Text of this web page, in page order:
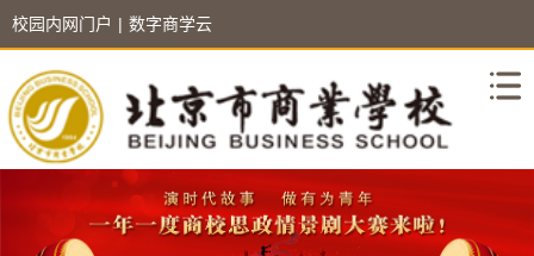
校园内网门户 | 数字商学云